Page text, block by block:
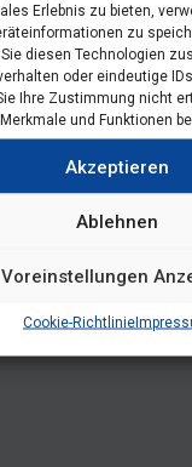
Erlebnis zu bieten,
zu
diesen Technologien
oder eindeutige
Ihre Zustimmung nicht
und Funktionen
Akzeptieren
Ablehnen
Voreinstellungen
Cookie-Richtlinie
ist als
Vorstand der